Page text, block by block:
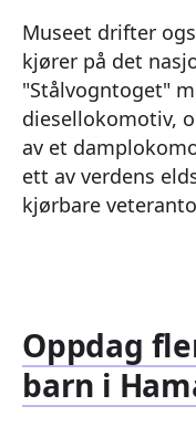
Museet drifter
kjører på det
"Stålvogntoget"
diesellokomotiv,
av et
ett av verdens
kjørbare
Oppdag
barn i